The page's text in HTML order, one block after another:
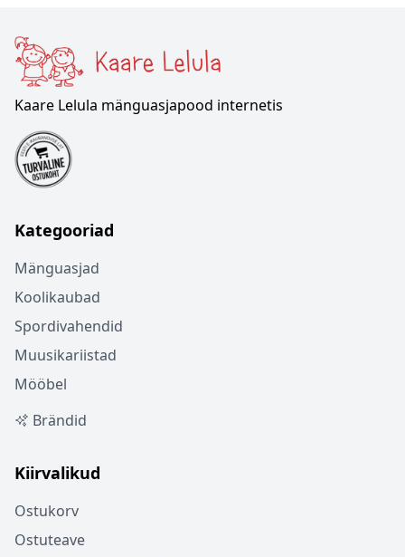
Kaare Lelula mänguasjapood internetis
Kategooriad
Mänguasjad
Koolikaubad
Spordivahendid
Muusikariistad
Mööbel
Brändid
Kiirvalikud
Ostukorv
Ostuteave